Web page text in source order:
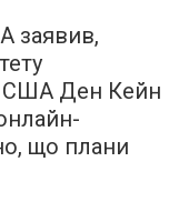
заявив,
США Ден Кейн
що плани